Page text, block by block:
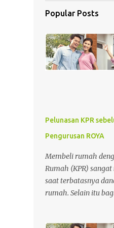
Popular Posts
Pelunasan KPR
Pengurusan ROYA
Membeli rumah
Rumah (KPR)
saat terbatasnya
rumah. Selain itu